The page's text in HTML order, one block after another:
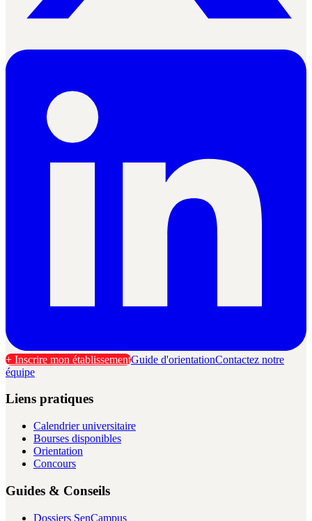
+ Inscrire mon établissementGuide d'orientationContactez notre
équipe
Liens pratiques
Calendrier universitaire
Bourses disponibles
Orientation
Concours
Guides & Conseils
Dossiers SenCampus